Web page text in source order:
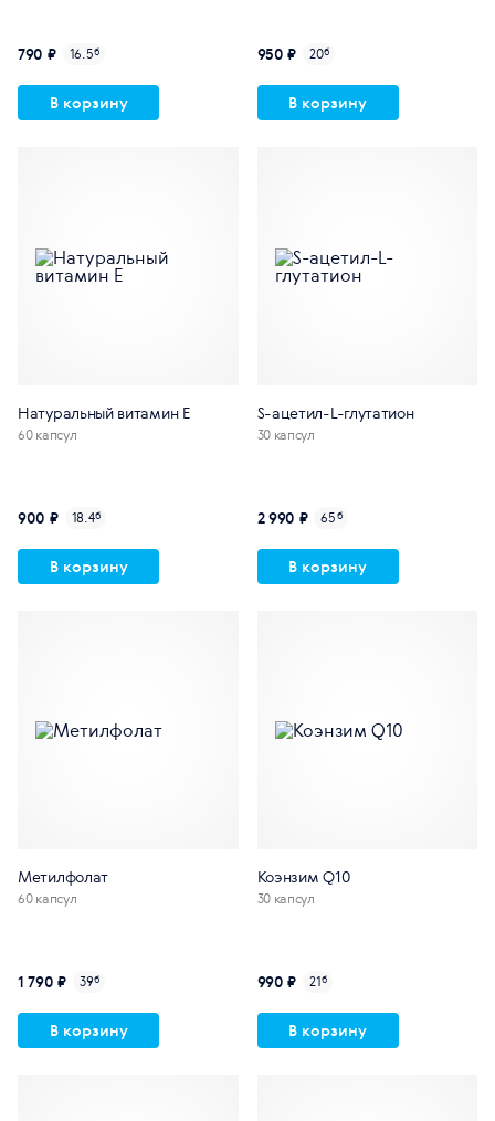
790 ₽ 16.5б
В корзину
950 ₽ 20б
В корзину
Натуральный витамин E
60 капсул
900 ₽ 18.4б
В корзину
S-ацетил-L-глутатион
30 капсул
2 990 ₽ 65б
В корзину
Метилфолат
60 капсул
1 790 ₽ 39б
В корзину
Коэнзим Q10
30 капсул
990 ₽ 21б
В корзину